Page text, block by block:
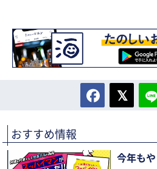
おすすめ情報
今年も